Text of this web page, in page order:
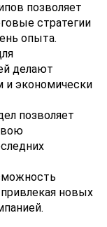
позволяет
стратегии
опыта.
делают
и экономически
позволяет
новых